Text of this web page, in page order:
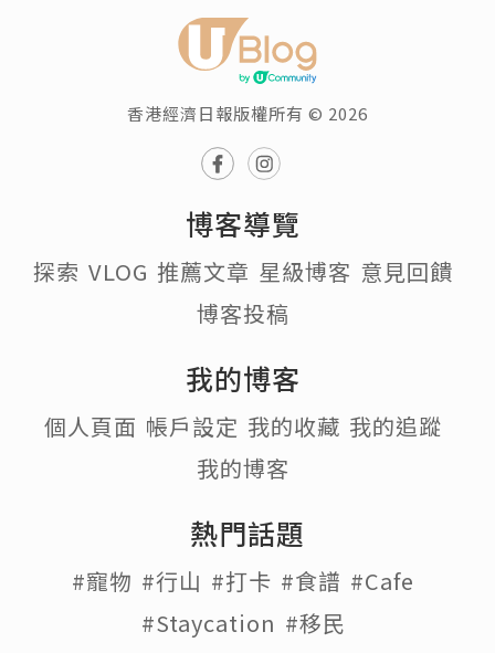
香港經濟日報版權所有 © 2026
博客導覽
探索 VLOG 推薦文章 星級博客 意見回饋
博客投稿
我的博客
個人頁面 帳戶設定 我的收藏 我的追蹤
我的博客
熱門話題
#寵物 #行山 #打卡 #食譜 #Cafe
#Staycation #移民